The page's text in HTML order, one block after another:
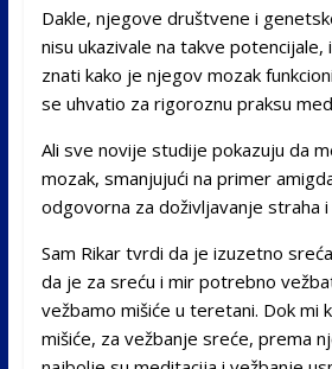
Dakle, njegove društvene i
nisu ukazivale na takve potencijale,
znati kako je njegov mozak
se uhvatio za rigoroznu praksu
Ali sve novije studije pokazuju da
mozak, smanjujući na primer
odgovorna za doživljavanje straha
Sam Rikar tvrdi da je izuzetno
da je za sreću i mir potrebno
vežbamo mišiće u teretani. Dok mi
mišiće, za vežbanje sreće, prema